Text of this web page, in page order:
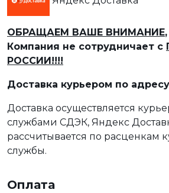
ОБРАЩАЕМ ВАШЕ ВНИМАНИЕ
Компания не сотрудничает с
РОССИИ!!!!
Доставка курьером по
Доставка осуществляется
службами СДЭК, Яндекс
рассчитывается по расценкам
службы.
Оплата